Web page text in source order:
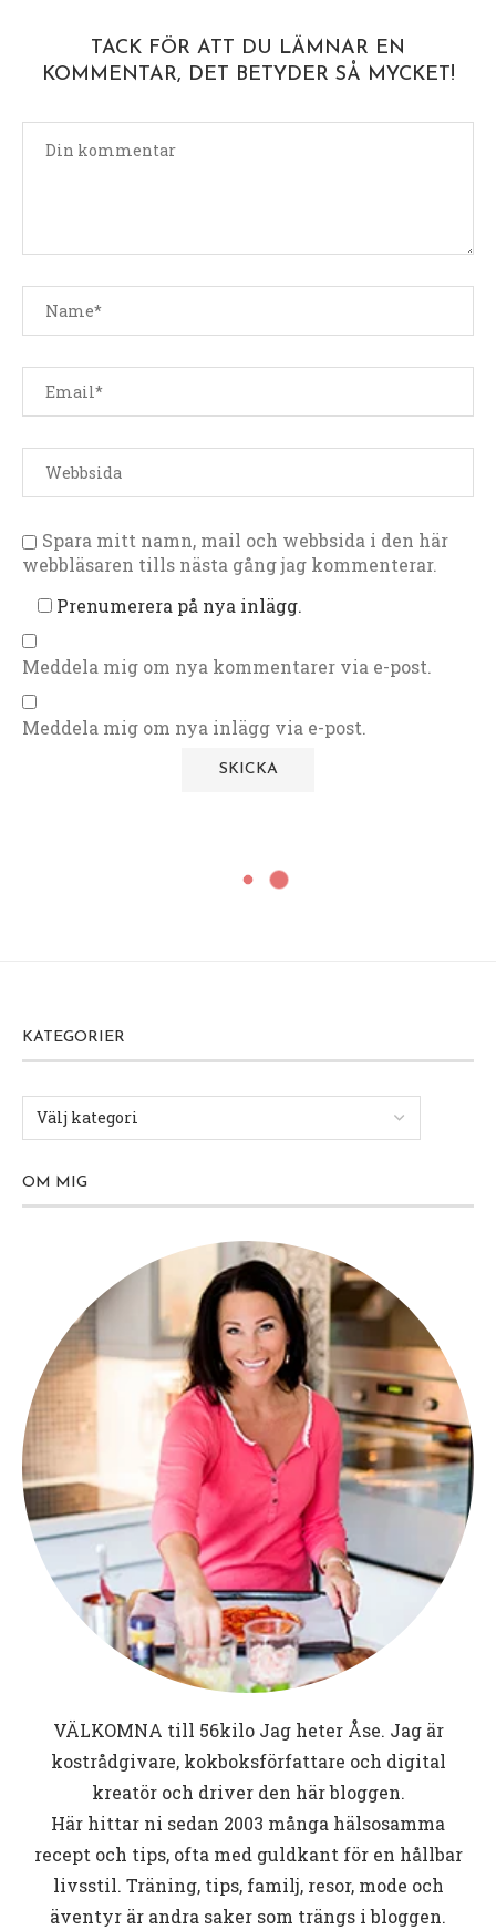
TACK FÖR ATT DU LÄMNAR EN
KOMMENTAR, DET BETYDER SÅ MYCKET!
Spara mitt namn, mail och webbsida i den här
webbläsaren tills nästa gång jag kommenterar.
Prenumerera på nya inlägg.
Meddela mig om nya kommentarer via e-post.
Meddela mig om nya inlägg via e-post.
KATEGORIER
OM MIG
VÄLKOMNA till 56kiloJag heter Åse. Jag är
kostrådgivare, kokboksförfattare och digital
kreatör och driver den här bloggen.
Här hittar ni sedan 2003 många hälsosamma
recept och tips, ofta med guldkant för en hållbar
livsstil. Träning, tips, familj, resor, mode och
äventyr är andra saker som trängs i bloggen.